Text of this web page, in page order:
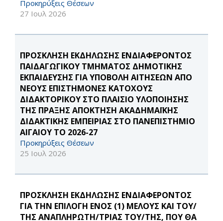
Προκηρύξεις Θέσεων
27 Ιουλ 2026
ΠΡΟΣΚΛΗΣΗ ΕΚΔΗΛΩΣΗΣ ΕΝΔΙΑΦΕΡΟΝΤΟΣ
ΠΑΙΔΑΓΩΓΙΚΟΥ ΤΜΗΜΑΤΟΣ ΔΗΜΟΤΙΚΗΣ
ΕΚΠΑΙΔΕΥΣΗΣ ΓΙΑ ΥΠΟΒΟΛΗ ΑΙΤΗΣΕΩΝ ΑΠΟ
ΝΕΟΥΣ ΕΠΙΣΤΗΜΟΝΕΣ ΚΑΤΟΧΟΥΣ
ΔΙΔΑΚΤΟΡΙΚΟΥ ΣΤΟ ΠΛΑΙΣΙΟ ΥΛΟΠΟΙΗΣΗΣ
ΤΗΣ ΠΡΑΞΗΣ ΑΠΟΚΤΗΣΗ ΑΚΑΔΗΜΑΪΚΗΣ
ΔΙΔΑΚΤΙΚΗΣ ΕΜΠΕΙΡΙΑΣ ΣΤΟ ΠΑΝΕΠΙΣΤΗΜΙΟ
ΑΙΓΑΙΟΥ ΤΟ 2026-27
Προκηρύξεις Θέσεων
25 Ιουλ 2026
ΠΡΟΣΚΛΗΣΗ ΕΚΔΗΛΩΣΗΣ ΕΝΔΙΑΦΕΡΟΝΤΟΣ
ΓΙΑ ΤΗΝ ΕΠΙΛΟΓΗ ΕΝΟΣ (1) ΜΕΛΟΥΣ ΚΑΙ ΤΟΥ/
ΤΗΣ ΑΝΑΠΛΗΡΩΤΗ/ΤΡΙΑΣ ΤΟΥ/ΤΗΣ, ΠΟΥ ΘΑ